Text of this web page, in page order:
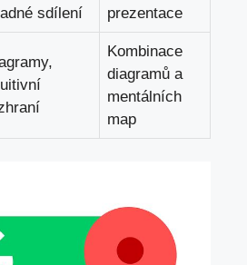
sdílení
prezentace
Kombinace
diagramů a
mentálních
map